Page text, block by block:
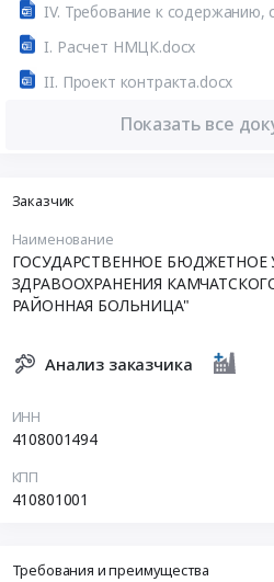
I. Расчет НМЦК.docx
II. Проект контракта.docx
Показать все
Заказчик
Наименование
ГОСУДАРСТВЕННОЕ БЮДЖЕТНОЕ
ЗДРАВООХРАНЕНИЯ
РАЙОННАЯ БОЛЬНИЦА"
Анализ заказчика
ИНН
4108001494
КПП
410801001
Требования и преимущества